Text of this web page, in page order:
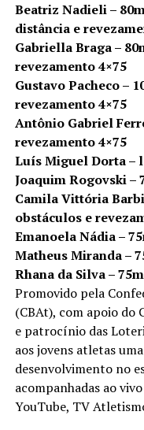
Beatriz Nadieli –
distância e
Gabriella Braga –
revezamento 4×75
Gustavo Pacheco –
revezamento 4×75
Antônio Gabriel
revezamento 4×75
Luís Miguel Dorta –
Joaquim Rogovski –
Camila Vittória
obstáculos e
Emanoela Nádia –
Matheus Miranda –
Rhana da Silva –
Promovido pela
(CBAt), com apoio do
e patrocínio das
aos jovens atletas
desenvolvimento no
acompanhadas ao
YouTube, TV